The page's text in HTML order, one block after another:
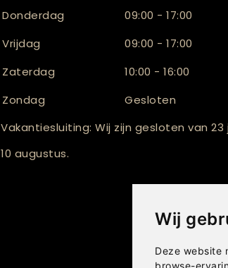
Wij
Deze website
browse-
Donderdag
09:00 - 17:00
Vrijdag
09:00 - 17:00
Zaterdag
10:00 - 16:00
Zondag
Gesloten
Vakantiesluiting: Wij zijn gesloten van
10 augustus.